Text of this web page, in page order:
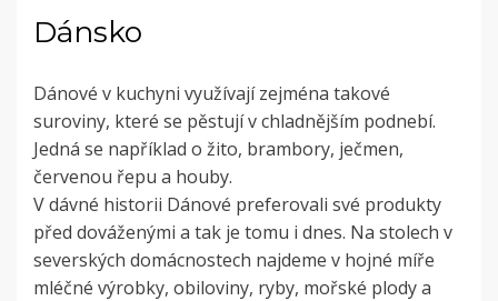
Dánsko
Dánové v kuchyni využívají zejména takové
suroviny, které se pěstují v chladnějším podnebí.
Jedná se například o žito, brambory, ječmen,
červenou řepu a houby.
V dávné historii Dánové preferovali své produkty
před dováženými a tak je tomu i dnes. Na stolech v
severských domácnostech najdeme v hojné míře
mléčné výrobky, obiloviny, ryby, mořské plody a